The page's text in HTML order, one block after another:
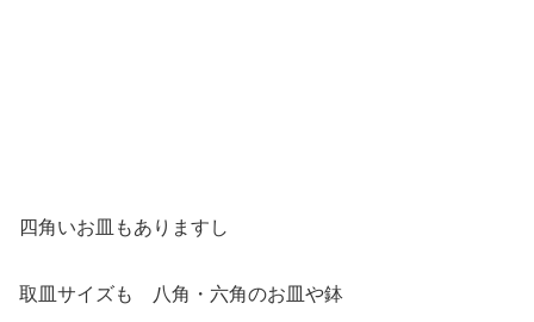
四角いお皿もありますし
取皿サイズも 八角・六角のお皿や鉢